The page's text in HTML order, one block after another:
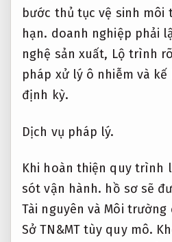
bước thủ tục vệ sinh
hạn. doanh nghiệp phải
nghệ sản xuất, Lộ trình
pháp xử lý ô nhiễm và
định kỳ.
Dịch vụ pháp lý.
Khi hoàn thiện quy trình
sót vận hành. hồ sơ sẽ
Tài nguyên và Môi
Sở TN&MT tùy quy mô.